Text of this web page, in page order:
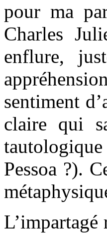
pour ma
Charles
enflure,
sentiment
claire qui
Pessoa ?).
L’impartagé